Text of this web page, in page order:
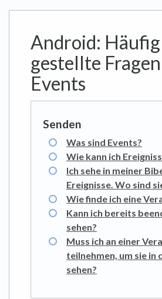
Android: Häufig
gestellte
Events
Was sind Events?
Wie kann ich
Ich sehe in meiner
Ereignisse. Wo sind
Wie finde ich eine
Kann ich bereits
sehen?
Muss ich an einer
teilnehmen, um sie in
sehen?